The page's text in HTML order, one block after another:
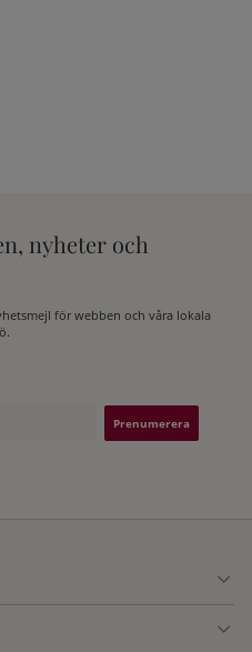
nyheter och
för webben och våra lokala